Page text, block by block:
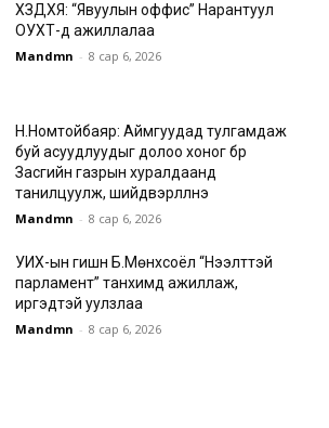
ХЗДХЯ: “Явуулын оффис” Нарантуул
ОУХТ-д ажиллалаа
Mandmn - 8 сар 6, 2026
Н.Номтойбаяр: Аймгуудад тулгамдаж
буй асуудлуудыг долоо хоног бүр
Засгийн газрын хуралдаанд
танилцуулж, шийдвэрлүүлнэ
Mandmn - 8 сар 6, 2026
УИХ-ын гишүүн Б.Мөнхсоёл “Нээлттэй
парламент” танхимд ажиллаж,
иргэдтэй уулзлаа
Mandmn - 8 сар 6, 2026